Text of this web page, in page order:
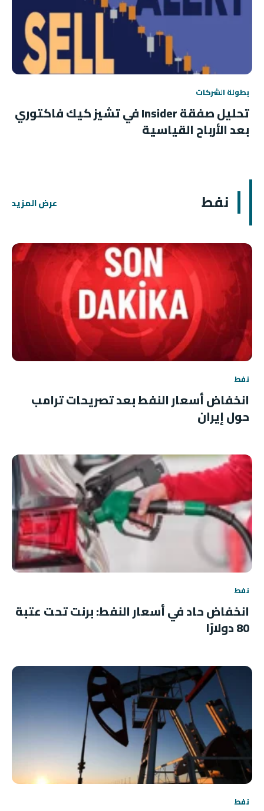
بطولة الشركات
تحليل صفقة Insider في تشيز كيك فاكتوري
بعد الأرباح القياسية
نفط عرض المزيد
نفط
انخفاض أسعار النفط بعد تصريحات ترامب
حول إيران
نفط
انخفاض حاد في أسعار النفط: برنت تحت عتبة
80 دولارًا
نفط